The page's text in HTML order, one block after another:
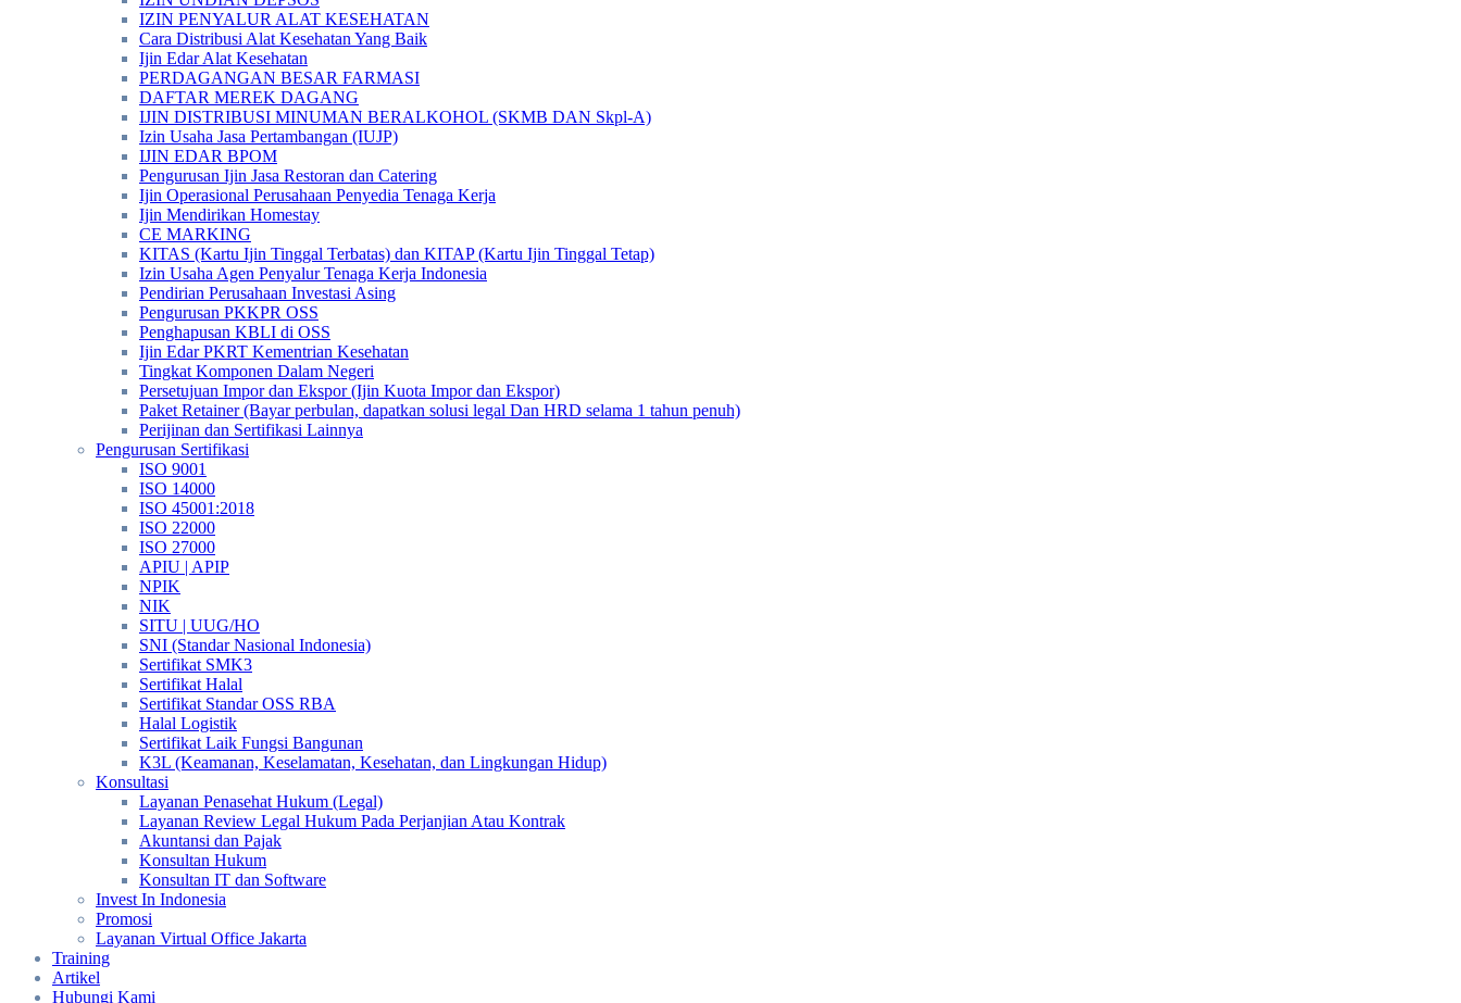
IZIN PENYALUR ALAT KESEHATAN
Cara Distribusi Alat Kesehatan Yang Baik
Ijin Edar Alat Kesehatan
PERDAGANGAN BESAR FARMASI
DAFTAR MEREK DAGANG
IJIN DISTRIBUSI MINUMAN BERALKOHOL (SKMB DAN Skpl-A)
Izin Usaha Jasa Pertambangan (IUJP)
IJIN EDAR BPOM
Pengurusan Ijin Jasa Restoran dan Catering
Ijin Operasional Perusahaan Penyedia Tenaga Kerja
Ijin Mendirikan Homestay
CE MARKING
KITAS (Kartu Ijin Tinggal Terbatas) dan KITAP (Kartu Ijin Tinggal Tetap)
Izin Usaha Agen Penyalur Tenaga Kerja Indonesia
Pendirian Perusahaan Investasi Asing
Pengurusan PKKPR OSS
Penghapusan KBLI di OSS
Ijin Edar PKRT Kementrian Kesehatan
Tingkat Komponen Dalam Negeri
Persetujuan Impor dan Ekspor (Ijin Kuota Impor dan Ekspor)
Paket Retainer (Bayar perbulan, dapatkan solusi legal Dan HRD selama 1 tahun penuh)
Perijinan dan Sertifikasi Lainnya
Pengurusan Sertifikasi
ISO 9001
ISO 14000
ISO 45001:2018
ISO 22000
ISO 27000
APIU | APIP
NPIK
NIK
SITU | UUG/HO
SNI (Standar Nasional Indonesia)
Sertifikat SMK3
Sertifikat Halal
Sertifikat Standar OSS RBA
Halal Logistik
Sertifikat Laik Fungsi Bangunan
K3L (Keamanan, Keselamatan, Kesehatan, dan Lingkungan Hidup)
Konsultasi
Layanan Penasehat Hukum (Legal)
Layanan Review Legal Hukum Pada Perjanjian Atau Kontrak
Akuntansi dan Pajak
Konsultan Hukum
Konsultan IT dan Software
Invest In Indonesia
Promosi
Layanan Virtual Office Jakarta
Training
Artikel
Hubungi Kami